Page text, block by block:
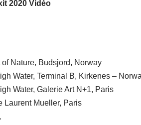
2020 Vidéo
Nature, Budsjord, Norway
Water, Terminal B, Kirkenes –
Water, Galerie Art N+1, Paris
Laurent Mueller, Paris